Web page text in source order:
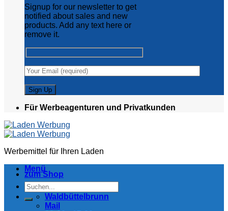
Signup for our newsletter to get
notified about sales and new
products. Add any text here or
remove it.
Für Werbeagenturen und Privatkunden
Werbemittel für Ihren Laden
Menü
Suchen
nach:
zum Shop
Waldbüttelbrunn
Mail